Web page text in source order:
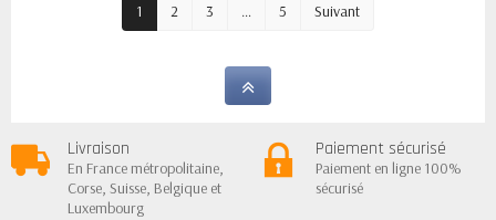
1
2 3 … 5 Suivant
Livraison
En France métropolitaine,
Corse, Suisse, Belgique et
Luxembourg
Paiement sécurisé
Paiement en ligne 100%
sécurisé